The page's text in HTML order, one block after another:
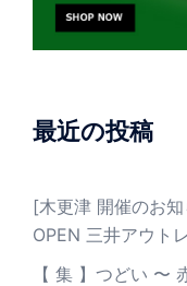
最近の投稿
[木更津 開催のお
OPEN 三井アウト
【 集 】つどい 〜